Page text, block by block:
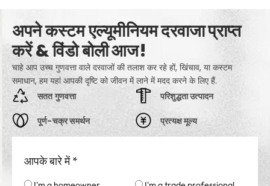
अपने कस्टम एल्यूमीनियम दरवाजा प्राप्त
करें & विंडो बोली आज!
चाहे आप उच्च गुणवत्ता वाले दरवाजों की तलाश कर रहे हों, खिंचाव, या कस्टम
समाधान, हम यहां आपकी दृष्टि को जीवन में लाने में मदद करने के लिए हैं.
सतत गुणवत्ता
पूर्ण-चक्र समर्थन
परिशुद्धता उत्पादन
प्रत्यक्ष मूल्य
आपके बारे में *